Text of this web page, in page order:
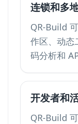
连锁和多
QR-Build
作区、动态
码分析和
开发者和
QR-Build